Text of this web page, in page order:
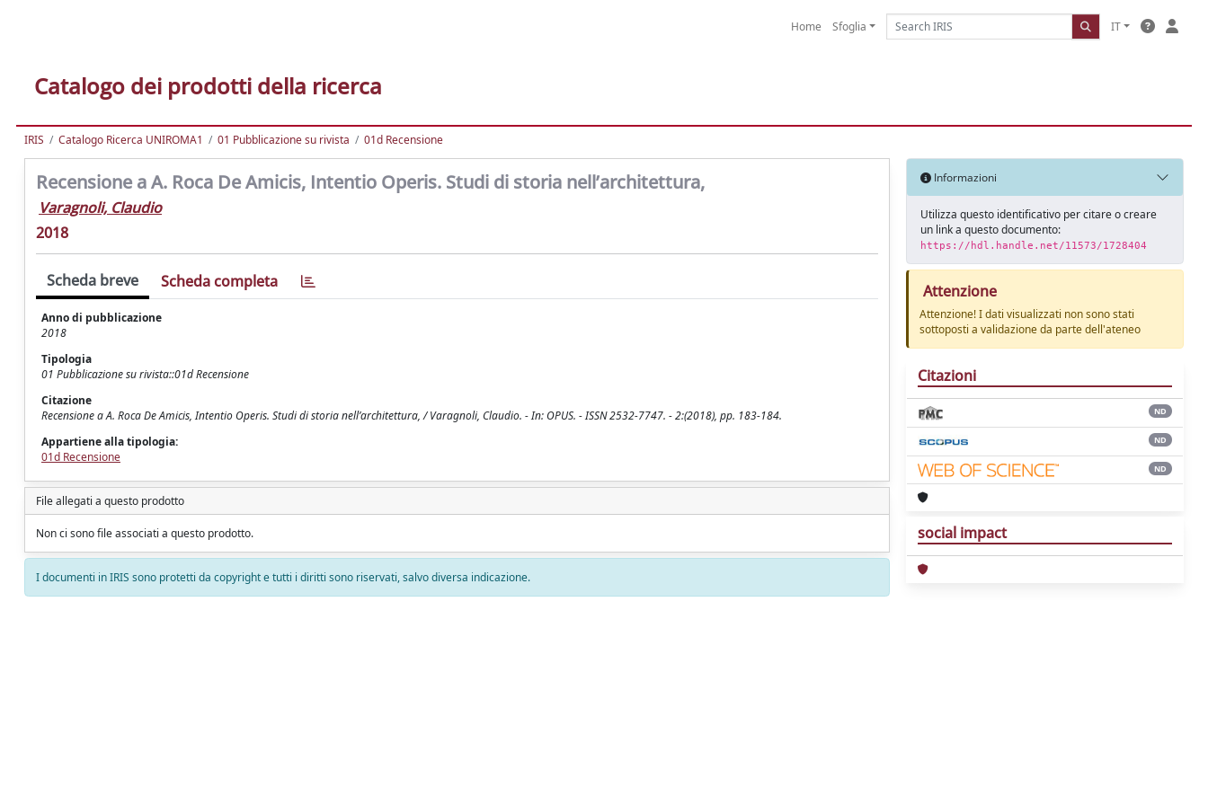
Home Sfoglia IT
Catalogo dei prodotti della ricerca
IRIS Catalogo Ricerca UNIROMA1 01 Pubblicazione su rivista 01d Recensione
Recensione a A. Roca De Amicis, Intentio Operis. Studi di storia nell’architettura,
Varagnoli, Claudio
2018
Scheda breve Scheda completa
Anno di pubblicazione
2018
Tipologia
01 Pubblicazione su rivista::01d Recensione
Citazione
Recensione a A. Roca De Amicis, Intentio Operis. Studi di storia nell’architettura, / Varagnoli, Claudio. - In: OPUS. - ISSN 2532-7747. - 2:(2018), pp. 183-184.
Appartiene alla tipologia:
01d Recensione
File allegati a questo prodotto
Non ci sono file associati a questo prodotto.
I documenti in IRIS sono protetti da copyright e tutti i diritti sono riservati, salvo diversa indicazione.
Informazioni
Utilizza questo identificativo per citare o creare
un link a questo documento:
https://hdl.handle.net/11573/1728404
Attenzione
Attenzione! I dati visualizzati non sono stati
sottoposti a validazione da parte dell'ateneo
Citazioni
ND
ND
ND
social impact